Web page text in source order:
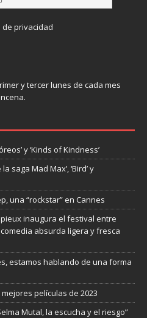
de privacidad
y tercer lunes de cada mes
y ‘Kinds of Kindness’
saga Mad Max’, ‘Bird’ y
una “rockstar” en Cannes
inaugura el festival entre
comedia absurda ligera y fresca
estamos hablando de una forma
mejores películas de 2023
Mutal, la escucha y el riesgo”